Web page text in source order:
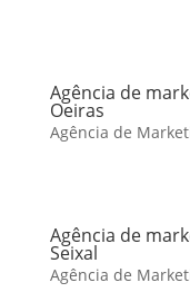
Agência de
Oeiras
Agência de
Agência de
Seixal
Agência de